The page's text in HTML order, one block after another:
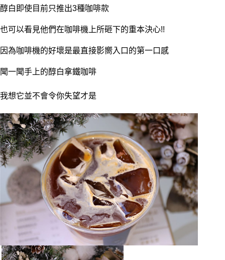
醇白即使目前只推出3種咖啡款
也可以看見他們在咖啡機上所砸下的重本決心!!
因為咖啡機的好壞是最直接影嚮入口的第一口感
聞一聞手上的醇白拿鐵咖啡
我想它並不會令你失望才是